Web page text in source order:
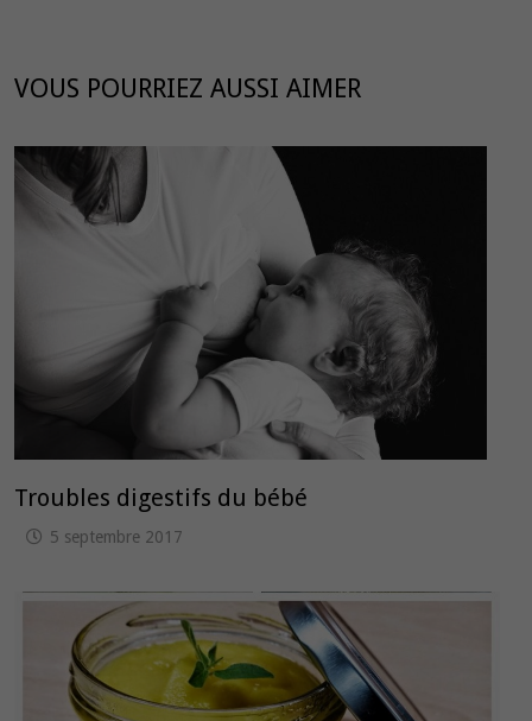
VOUS POURRIEZ AUSSI AIMER
Troubles digestifs du bébé
5 septembre 2017